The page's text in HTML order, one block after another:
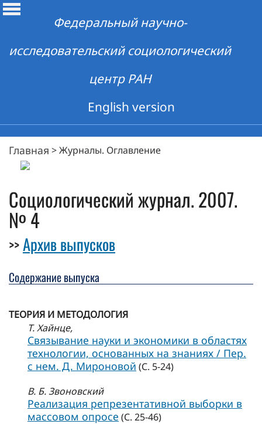
Федеральный научно-
исследовательский социологический
центр РАН
English version
Главная >Журналы. Оглавление
Социологический журнал. 2007.
№ 4
>>Архив выпусков
Содержание выпуска
ТЕОРИЯ И МЕТОДОЛОГИЯ
Т. Хайнце,
Связывание науки и экономики в областях
технологии, основанных на знаниях / Пер.
с нем. Д. Мироновой (С. 5-24)
В. Б. Звоновский
Реализация репрезентативной выборки в
массовом опросе (С. 25-46)